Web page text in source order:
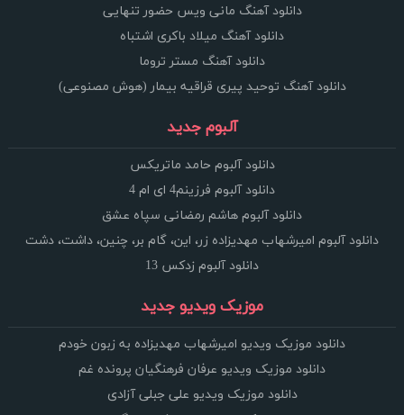
دانلود آهنگ مانی ویس حضور تنهایی
دانلود آهنگ میلاد باکری اشتباه
دانلود آهنگ مستر تروما
دانلود آهنگ توحید پیری قراقیه بیمار (هوش مصنوعی)
آلبوم جدید
دانلود آلبوم حامد ماتریکس
دانلود آلبوم فرزینم4 ای ام 4
دانلود آلبوم هاشم رمضانی سپاه عشق
دانلود آلبوم امیرشهاب مهدیزاده زر، این، گام بر، چنین، داشت، دشت
دانلود آلبوم زدکس 13
موزیک ویدیو جدید
دانلود موزیک ویدیو امیرشهاب مهدیزاده به زبون خودم
دانلود موزیک ویدیو عرفان فرهنگیان پرونده غم
دانلود موزیک ویدیو علی جبلی آزادی